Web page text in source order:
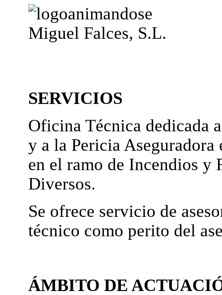
Miguel Falces, S.L.
SERVICIOS
Oficina Técnica dedicada
y a la Pericia Aseguradora
en el ramo de Incendios y
Diversos.
Se ofrece servicio de
técnico como perito del
ÁMBITO DE